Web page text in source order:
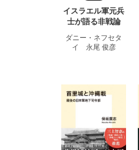
イスラエル軍元兵
士が語る非戦論
ダニー・ネフセタ
イ 永尾 俊彦